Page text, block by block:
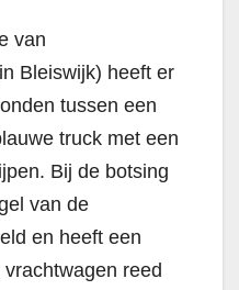
van
Bleiswijk) heeft er
tussen een
truck met een
Bij de botsing
van de
en heeft een
reed